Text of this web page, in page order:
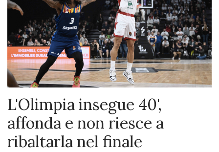
L'Olimpia insegue 40',
affonda e non riesce a
ribaltarla nel finale